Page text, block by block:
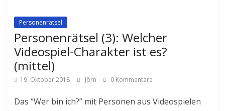
Personenrätsel
Personenrätsel (3): Welcher
Videospiel-Charakter ist es?
(mittel)
19. Oktober 2018 Jörn 0 Kommentare
Das “Wer bin ich?” mit Personen aus Videospielen